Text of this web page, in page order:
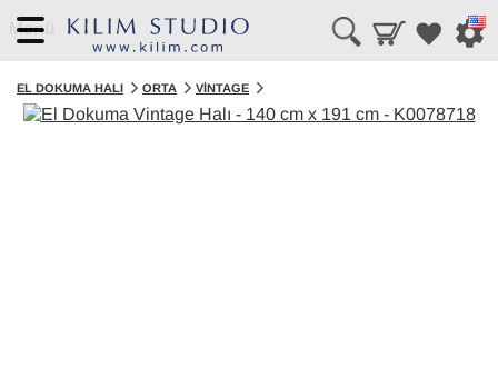
Menü
EL DOKUMA HALI ORTA VINTAGE